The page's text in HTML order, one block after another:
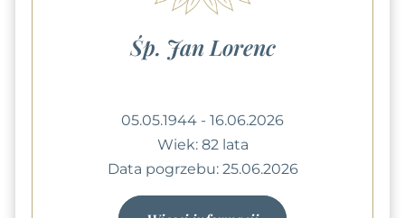
Śp. Jan Lorenc
05.05.1944 - 16.06.2026
Wiek: 82 lata
Data pogrzebu: 25.06.2026